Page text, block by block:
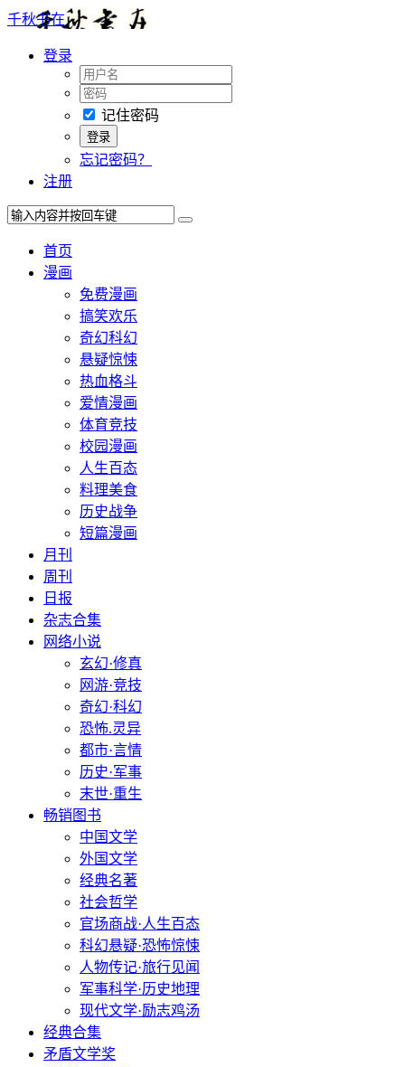
千秋书在
登录
记住密码
忘记密码？
注册
首页
漫画
免费漫画
搞笑欢乐
奇幻科幻
悬疑惊悚
热血格斗
爱情漫画
体育竞技
校园漫画
人生百态
料理美食
历史战争
短篇漫画
月刊
周刊
日报
杂志合集
网络小说
玄幻·修真
网游·竞技
奇幻·科幻
恐怖.灵异
都市·言情
历史·军事
末世·重生
畅销图书
中国文学
外国文学
经典名著
社会哲学
官场商战·人生百态
科幻悬疑·恐怖惊悚
人物传记·旅行见闻
军事科学·历史地理
现代文学·励志鸡汤
经典合集
矛盾文学奖